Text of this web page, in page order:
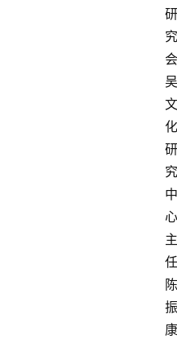
研
究
会
吴
文
化
研
究
中
心
主
任
陈
振
康